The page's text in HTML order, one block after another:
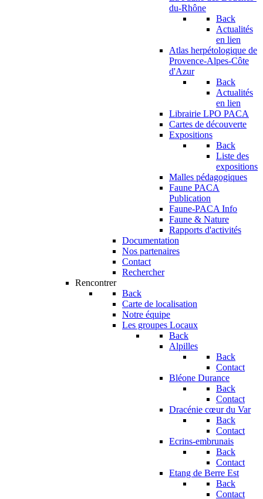
du-Rhône
Back
Actualités
en lien
Atlas herpétologique de
Provence-Alpes-Côte
d'Azur
Back
Actualités
en lien
Librairie LPO PACA
Cartes de découverte
Expositions
Back
Liste des
expositions
Malles pédagogiques
Faune PACA
Publication
Faune-PACA Info
Faune & Nature
Rapports d'activités
Documentation
Nos partenaires
Contact
Rechercher
Rencontrer
Back
Carte de localisation
Notre équipe
Les groupes Locaux
Back
Alpilles
Back
Contact
Bléone Durance
Back
Contact
Dracénie cœur du Var
Back
Contact
Ecrins-embrunais
Back
Contact
Etang de Berre Est
Back
Contact